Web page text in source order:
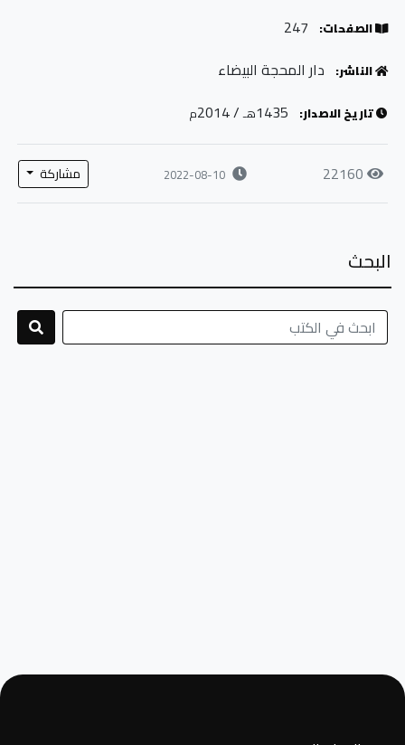
الصفحات: 247
الناشر: دار المحجة البيضاء
تاريخ الاصدار: 1435هـ/ 2014 م
22160
2022-08-10 مشاركة
البحث